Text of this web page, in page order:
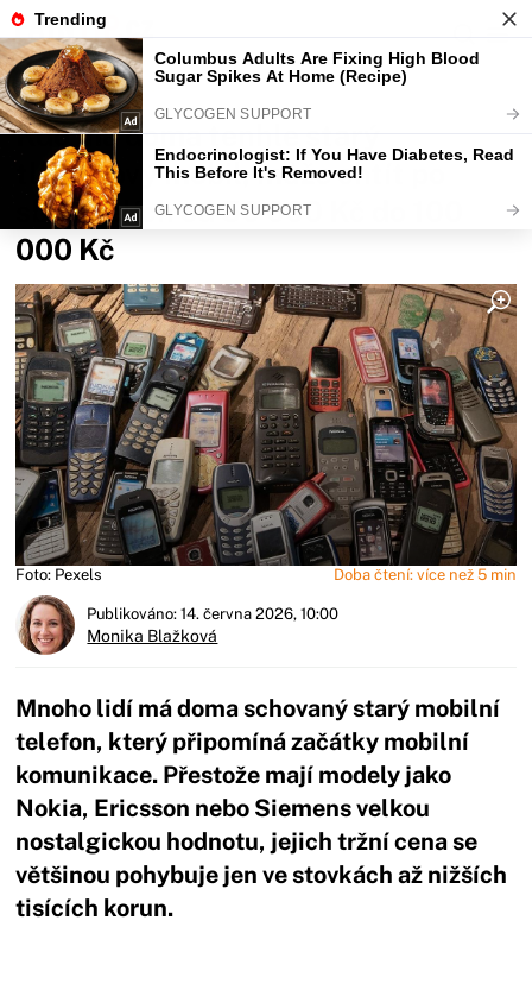
Fajntip.cz Magazín
Kdo má doma tenhle starý
tlačítkový mobil, může chtít po
sběratelích od 50 000 Kč do 100
000 Kč
Foto: Pexels Doba čtení: více než 5 min
Publikováno: 14. června 2026, 10:00
Monika Blažková
Mnoho lidí má doma schovaný starý mobilní
telefon, který připomíná začátky mobilní
komunikace. Přestože mají modely jako
Nokia, Ericsson nebo Siemens velkou
nostalgickou hodnotu, jejich tržní cena se
většinou pohybuje jen ve stovkách až nižších
tisících korun.